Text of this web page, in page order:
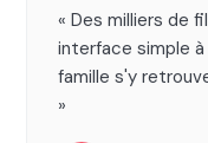
« Des milliers de
interface simple à
famille s'y
»